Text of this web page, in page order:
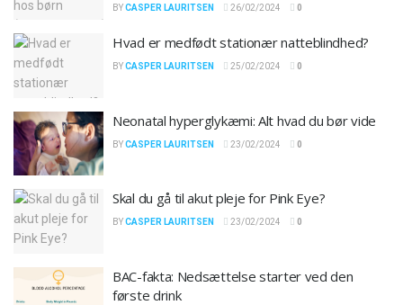
BYCASPER LAURITSEN 26/02/2024 0
Hvad er medfødt stationær natteblindhed?
BYCASPER LAURITSEN 25/02/2024 0
Neonatal hyperglykæmi: Alt hvad du bør vide
BYCASPER LAURITSEN 23/02/2024 0
Skal du gå til akut pleje for Pink Eye?
BYCASPER LAURITSEN 23/02/2024 0
BAC-fakta: Nedsættelse starter ved den
første drink